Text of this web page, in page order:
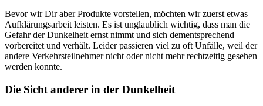
Bevor wir Dir aber Produkte vorstellen, möchten wir zuerst etwas
Aufklärungsarbeit leisten. Es ist unglaublich wichtig, dass man die
Gefahr der Dunkelheit ernst nimmt und sich dementsprechend
vorbereitet und verhält. Leider passieren viel zu oft Unfälle, weil der
andere Verkehrsteilnehmer nicht oder nicht mehr rechtzeitig gesehen
werden konnte.
Die Sicht anderer in der Dunkelheit